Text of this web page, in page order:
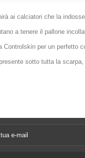
ai calciatori che la
a tenere il pallone
Controlskin per un perfetto
sotto tutta la scarpa,